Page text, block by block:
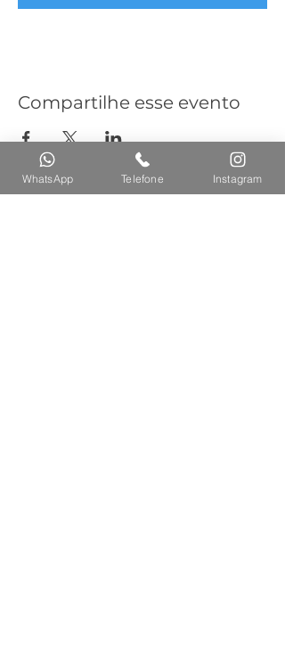
Compartilhe esse evento
WhatsApp Telefone Instagram